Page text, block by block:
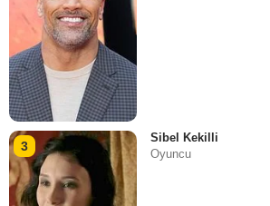
3
Sibel Kekilli
Oyuncu